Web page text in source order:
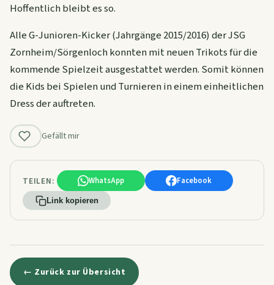
Hoffentlich bleibt es so.
Alle G-Junioren-Kicker (Jahrgänge 2015/2016) der JSG
Zornheim/Sörgenloch konnten mit neuen Trikots für die
kommende Spielzeit ausgestattet werden. Somit können
die Kids bei Spielen und Turnieren in einem einheitlichen
Dress der auftreten.
Gefällt mir
TEILEN: WhatsApp Facebook
Link kopieren
← Zurück zur Übersicht